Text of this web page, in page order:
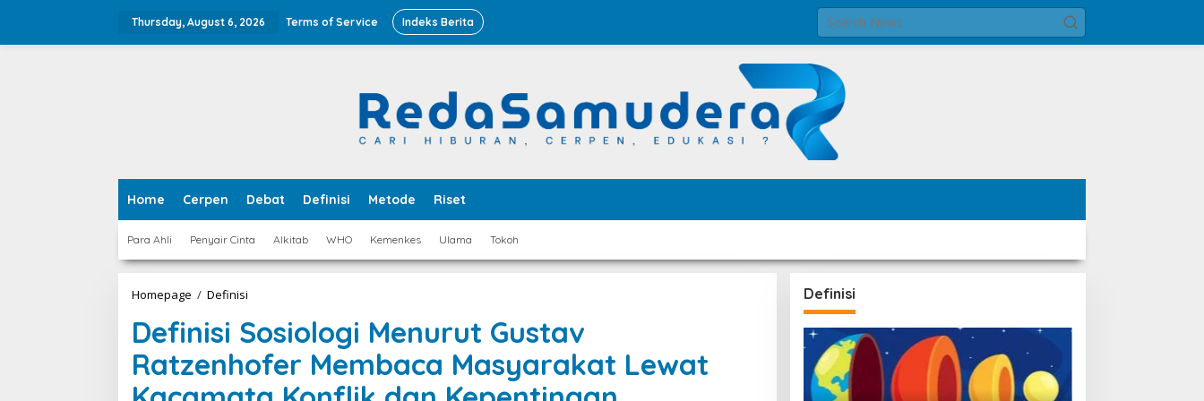
Thursday, August 6, 2026 Terms of Service Indeks Berita
Home Cerpen Debat Definisi Metode Riset
Para Ahli Penyair Cinta Alkitab WHO Kemenkes Ulama Tokoh
Homepage / Definisi
Menurut
Gustav
Ratzenhofer
Membaca
Masyarakat
Definisi Sosiologi Menurut Gustav
Ratzenhofer Membaca Masyarakat Lewat
Definisi